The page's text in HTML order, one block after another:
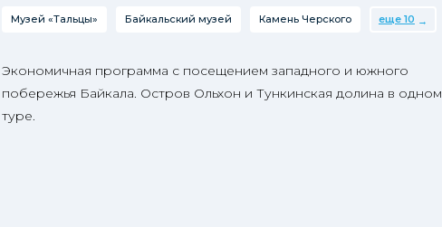
Музей «Тальцы» Байкальский музей Камень Черского еще 10
Экономичная программа с посещением западного и южного
побережья Байкала. Остров Ольхон и Тункинская долина в одном
туре.